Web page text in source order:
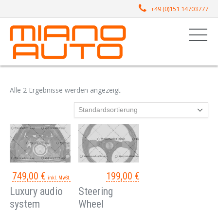
+49 (0)151 14703777
Alle 2 Ergebnisse werden angezeigt
749,00€ inkl. MwSt.
Luxury audio
system
199,00€
Steering
Wheel